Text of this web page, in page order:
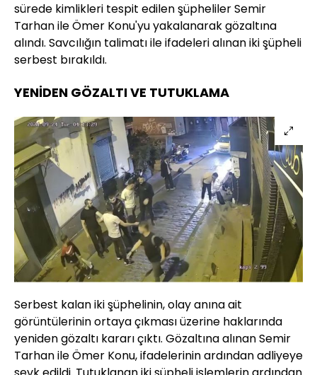
sürede kimlikleri tespit edilen şüpheliler Semir
Tarhan ile Ömer Konu'yu yakalanarak gözaltına
alındı. Savcılığın talimatı ile ifadeleri alınan iki şüpheli
serbest bırakıldı.
YENİDEN GÖZALTI VE TUTUKLAMA
Serbest kalan iki şüphelinin, olay anına ait
görüntülerinin ortaya çıkması üzerine haklarında
yeniden gözaltı kararı çıktı. Gözaltına alınan Semir
Tarhan ile Ömer Konu, ifadelerinin ardından adliyeye